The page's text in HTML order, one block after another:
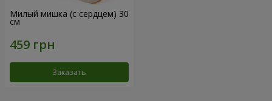
Милый мишка (с сердцем) 30
см
Заказать